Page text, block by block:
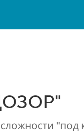
"под